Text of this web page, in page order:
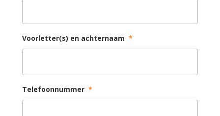
Voorletter(s) en achternaam *
Telefoonnummer *